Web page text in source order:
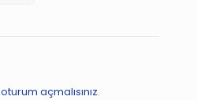
oturum açmalısınız.